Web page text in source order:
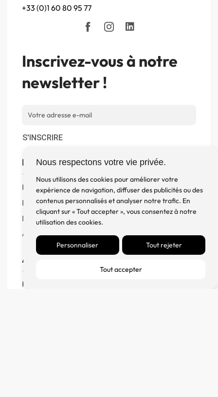
Nous respectons votre vie privée.
Nous utilisons des cookies pour améliorer votre
expérience de navigation, diffuser des publicités ou des
contenus personnalisés et analyser notre trafic. En
cliquant sur « Tout accepter », vous consentez à notre
utilisation des cookies.
Personnaliser Tout rejeter
Tout accepter
+33 (0)1 60 80 95 77
Inscrivez-vous à notre
newsletter !
S'INSCRIRE
Boutique
Produits
Enceintes
Meuble, Rack et Support
Accessoires
Aide
FAQ